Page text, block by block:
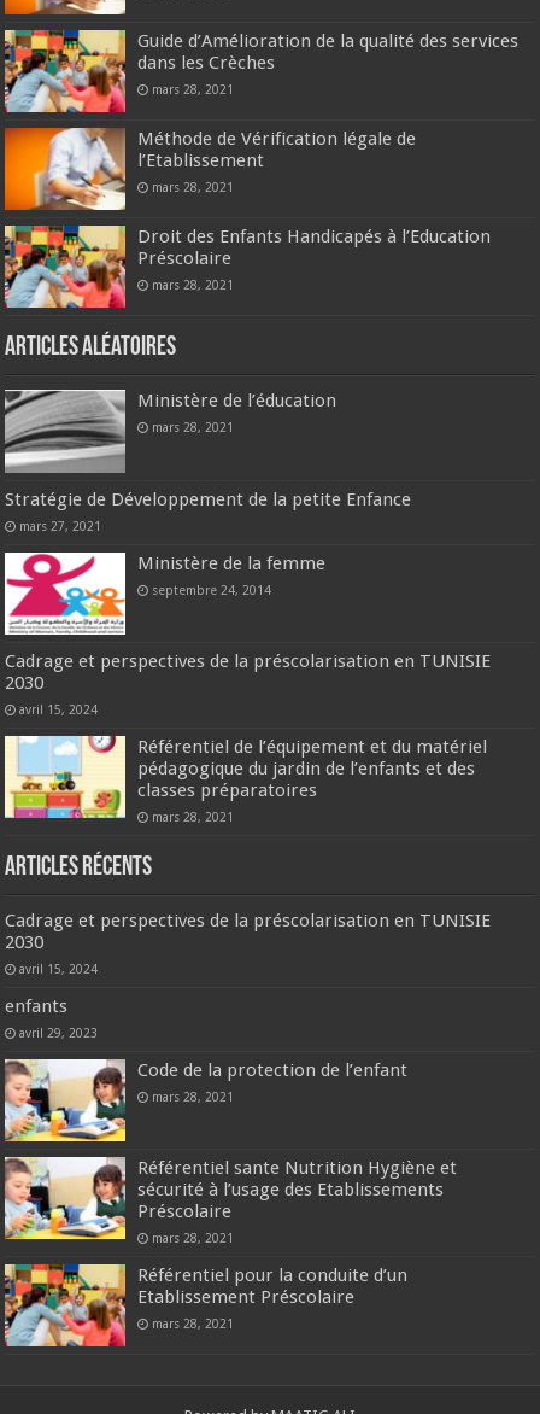
Guide d’Amélioration de la qualité des services
dans les Crèches
mars 28, 2021
Méthode de Vérification légale de
l’Etablissement
mars 28, 2021
Droit des Enfants Handicapés à l’Education
Préscolaire
mars 28, 2021
Articles aléatoires
Ministère de l’éducation
mars 28, 2021
Stratégie de Développement de la petite Enfance
mars 27, 2021
Ministère de la femme
septembre 24, 2014
Cadrage et perspectives de la préscolarisation en TUNISIE
2030
avril 15, 2024
Référentiel de l’équipement et du matériel
pédagogique du jardin de l’enfants et des
classes préparatoires
mars 28, 2021
Articles récents
Cadrage et perspectives de la préscolarisation en TUNISIE
2030
avril 15, 2024
enfants
avril 29, 2023
Code de la protection de l’enfant
mars 28, 2021
Référentiel sante Nutrition Hygiène et
sécurité à l’usage des Etablissements
Préscolaire
mars 28, 2021
Référentiel pour la conduite d’un
Etablissement Préscolaire
mars 28, 2021